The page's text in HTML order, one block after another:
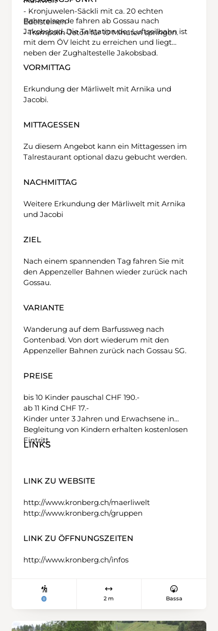
- Kronjuwelen-Säckli mit ca. 20 echten
Edelsteinen
- Trampolin-Jeton für 10 Minuten springen.
Bahnreisende fahren ab Gossau nach
Jakobsbad. Die Talstation der Luftseilbahn ist
mit dem ÖV leicht zu erreichen und liegt
neben der Zughaltestelle Jakobsbad.
VORMITTAG
Erkundung der Märliwelt mit Arnika und
Jacobi.
MITTAGESSEN
Zu diesem Angebot kann ein Mittagessen im
Talrestaurant optional dazu gebucht werden.
NACHMITTAG
Weitere Erkundung der Märliwelt mit Arnika
und Jacobi
ZIEL
Nach einem spannenden Tag fahren Sie mit
den Appenzeller Bahnen wieder zurück nach
Gossau.
VARIANTE
Wanderung auf dem Barfussweg nach
Gontenbad. Von dort wiederum mit den
Appenzeller Bahnen zurück nach Gossau SG.
PREISE
bis 10 Kinder pauschal CHF 190.-
ab 11 Kind CHF 17.-
Kinder unter 3 Jahren und Erwachsene in
Begleitung von Kindern erhalten kostenlosen
Eintritt.
LINKS
LINK ZU WEBSITE
http://www.kronberg.ch/maerliwelt
http://www.kronberg.ch/gruppen
LINK ZU ÖFFNUNGSZEITEN
http://www.kronberg.ch/infos
2 m Bassa